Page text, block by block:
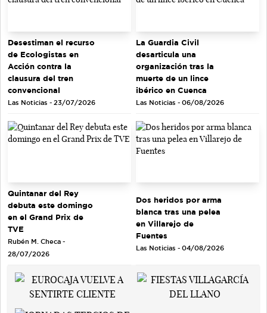
Desestiman el recurso
de Ecologistas en
Acción contra la
clausura del tren
convencional
Las Noticias - 23/07/2026
La Guardia Civil
desarticula una
organización tras la
muerte de un lince
ibérico en Cuenca
Las Noticias - 06/08/2026
Quintanar del Rey
debuta este domingo
en el Grand Prix de
TVE
Rubén M. Checa -
28/07/2026
Dos heridos por arma
blanca tras una pelea
en Villarejo de
Fuentes
Las Noticias - 04/08/2026